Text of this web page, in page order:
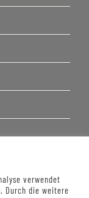
2025
verwendet
Durch die weitere